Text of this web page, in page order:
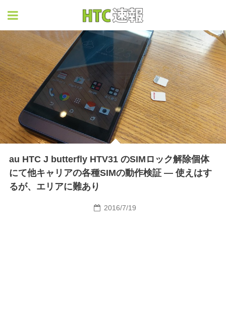
au HTC J butterfly HTV31 のSIMロック解除個体
にて他キャリアの各種SIMの動作検証 ― 使えはす
るが、エリアに難あり
2016/7/19